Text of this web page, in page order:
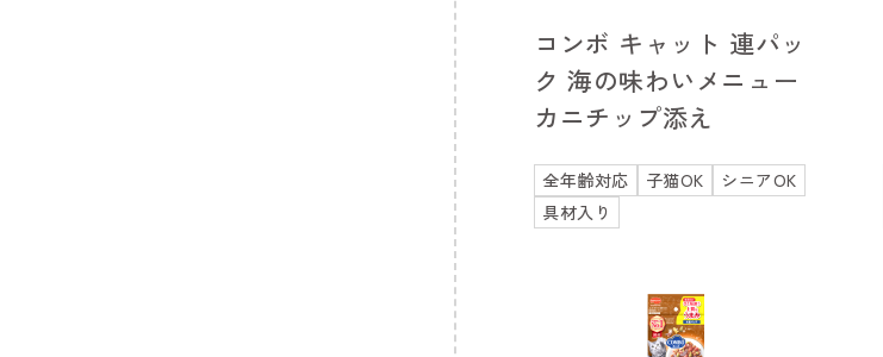
コンボ キャット 連パッ
ク 海の味わいメニュー
カニチップ添え
全年齢対応 子猫OK
シニアOK
具材入り